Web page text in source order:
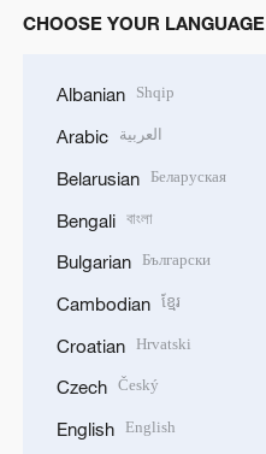
CHOOSE YOUR LANGUAGE
Albanian Shqip
Arabic العربية
Belarusian Беларуская
Bengali বাংলা
Bulgarian Български
Cambodian ខ្មែរ
Croatian Hrvatski
Czech Český
English English